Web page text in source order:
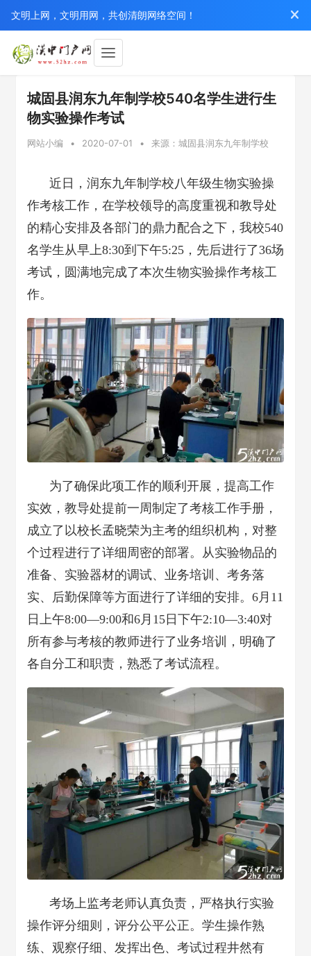
文明上网，文明用网，共创清朗网络空间！
城固县润东九年制学校540名学生进行生
物实验操作考试
网站小编 • 2020-07-01 • 来源：城固县润东九年制学校
近日，润东九年制学校八年级生物实验操
作考核工作，在学校领导的高度重视和教导处
的精心安排及各部门的鼎力配合之下，我校540
名学生从早上8:30到下午5:25，先后进行了36场
考试，圆满地完成了本次生物实验操作考核工
作。
为了确保此项工作的顺利开展，提高工作
实效，教导处提前一周制定了考核工作手册，
成立了以校长孟晓荣为主考的组织机构，对整
个过程进行了详细周密的部署。从实验物品的
准备、实验器材的调试、业务培训、考务落
实、后勤保障等方面进行了详细的安排。6月11
日上午8:00—9:00和6月15日下午2:10—3:40对
所有参与考核的教师进行了业务培训，明确了
各自分工和职责，熟悉了考试流程。
考场上监考老师认真负责，严格执行实验
操作评分细则，评分公平公正。学生操作熟
练、观察仔细、发挥出色、考试过程井然有